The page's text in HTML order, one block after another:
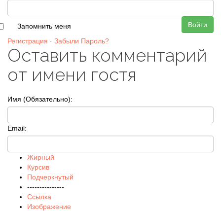
Войти
Запомнить меня
Регистрация · Забыли Пароль?
Оставить комментарий
от имени гостя
Имя (Обязательно):
Email:
Жирный
Курсив
Подчеркнутый
---------------
Ссылка
Изображение